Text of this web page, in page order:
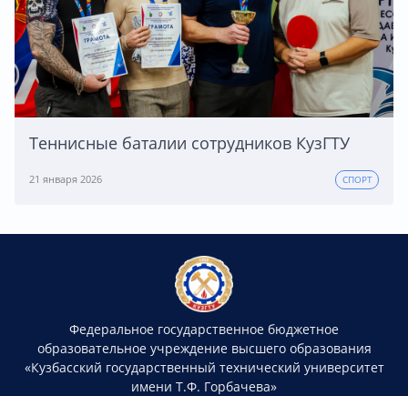
Теннисные баталии сотрудников КузГТУ
21 января 2026 СПОРТ
Федеральное государственное бюджетное
образовательное учреждение высшего образования
«Кузбасский государственный технический университет
имени Т.Ф. Горбачева»